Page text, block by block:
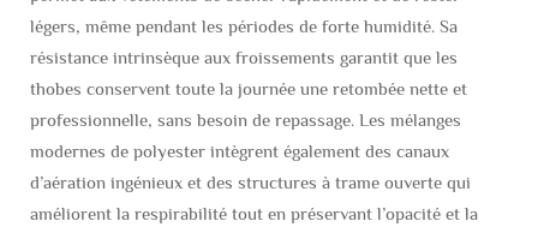
légers, même pendant les périodes de forte humidité. Sa
résistance intrinsèque aux froissements garantit que les
thobes conservent toute la journée une retombée nette et
professionnelle, sans besoin de repassage. Les mélanges
modernes de polyester intègrent également des canaux
d’aération ingénieux et des structures à trame ouverte qui
améliorent la respirabilité tout en préservant l’opacité et la